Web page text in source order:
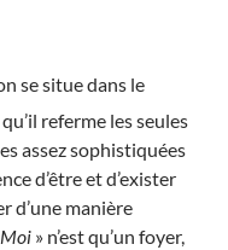
se situe dans le
referme les seules
assez sophistiquées
d’être et d’exister
d’une manière
Moi » n’est qu’un foyer,